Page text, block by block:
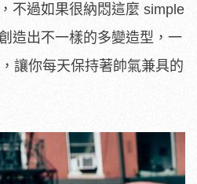
不過如果很納悶這麼 simple
造出不一樣的多變造型，一
讓你每天保持著帥氣兼具的